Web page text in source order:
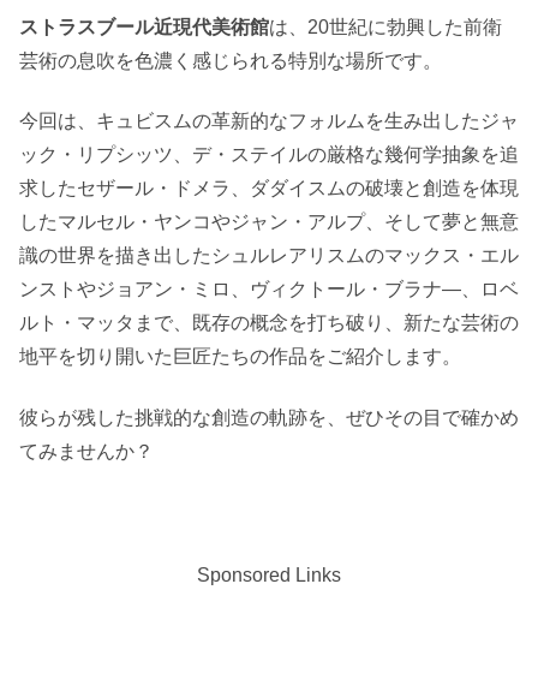
ストラスブール近現代美術館は、20世紀に勃興した前衛
芸術の息吹を色濃く感じられる特別な場所です。
今回は、キュビスムの革新的なフォルムを生み出したジャ
ック・リプシッツ、デ・ステイルの厳格な幾何学抽象を追
求したセザール・ドメラ、ダダイスムの破壊と創造を体現
したマルセル・ヤンコやジャン・アルプ、そして夢と無意
識の世界を描き出したシュルレアリスムのマックス・エル
ンストやジョアン・ミロ、ヴィクトール・ブラナ―、ロベ
ルト・マッタまで、既存の概念を打ち破り、新たな芸術の
地平を切り開いた巨匠たちの作品をご紹介します。
彼らが残した挑戦的な創造の軌跡を、ぜひその目で確かめ
てみませんか？
Sponsored Links